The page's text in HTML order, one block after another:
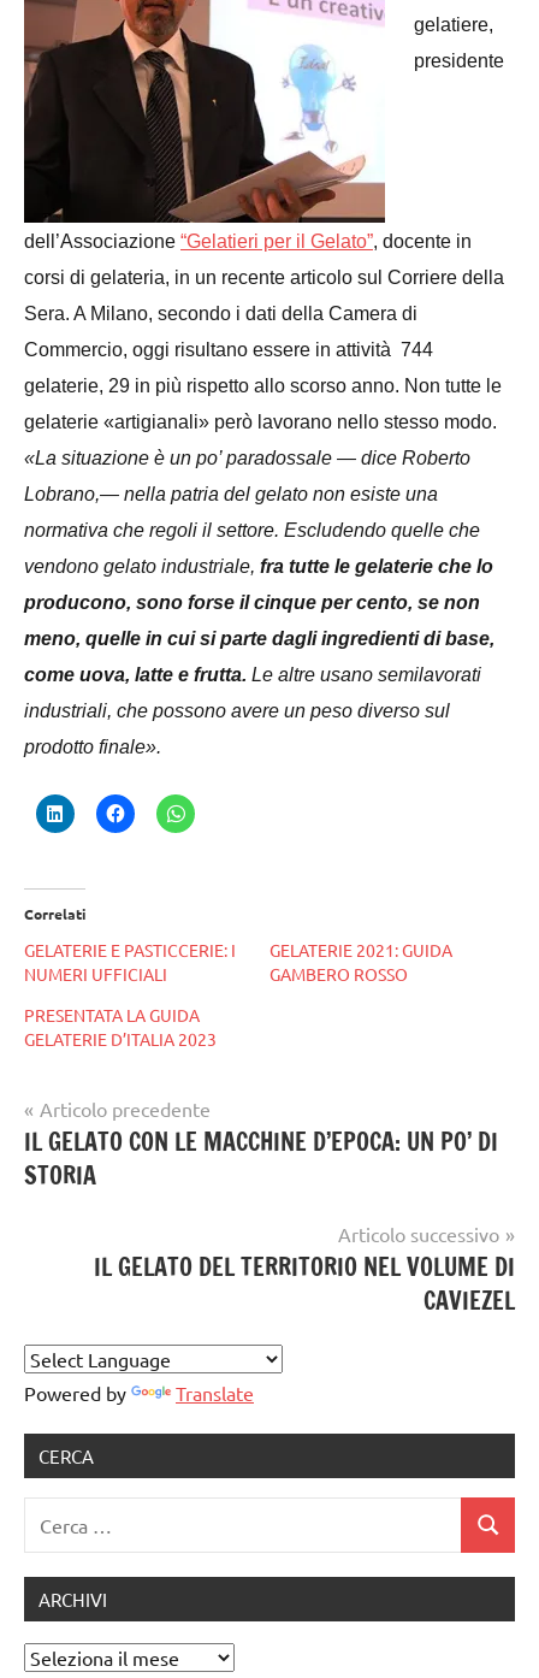
gelatiere,
presidente
dell’Associazione “Gelatieri per il Gelato”, docente in
corsi di gelateria, in un recente articolo sul Corriere della
Sera. A Milano, secondo i dati della Camera di
Commercio, oggi risultano essere in attività 744
gelaterie, 29 in più rispetto allo scorso anno. Non tutte le
gelaterie «artigianali» però lavorano nello stesso modo.
«La situazione è un po’ paradossale — dice Roberto
Lobrano,— nella patria del gelato non esiste una
normativa che regoli il settore. Escludendo quelle che
vendono gelato industriale, fra tutte le gelaterie che lo
producono, sono forse il cinque per cento, se non
meno, quelle in cui si parte dagli ingredienti di base,
come uova, latte e frutta. Le altre usano semilavorati
industriali, che possono avere un peso diverso sul
prodotto finale».
Correlati
GELATERIE E PASTICCERIE: I
NUMERI UFFICIALI
GELATERIE 2021: GUIDA
GAMBERO ROSSO
PRESENTATA LA GUIDA
GELATERIE D’ITALIA 2023
GELATO
ARTIGIANALE
gelato
artigianale
Navigazione
articoli
Articolo precedente
IL GELATO CON LE MACCHINE D’EPOCA: UN PO’ DI
STORIA
Articolo successivo
IL GELATO DEL TERRITORIO NEL VOLUME DI
CAVIEZEL
Powered by Translate
CERCA
per:
Cerca
ARCHIVI
Archivi